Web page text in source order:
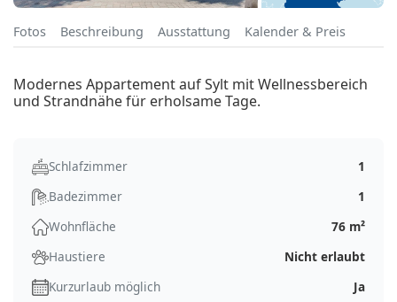
Fotos Beschreibung Ausstattung Kalender & Preis
Modernes Appartement auf Sylt mit Wellnessbereich
und Strandnähe für erholsame Tage.
Schlafzimmer
1
Badezimmer
1
Wohnfläche
76 m²
Haustiere
Nicht erlaubt
Kurzurlaub möglich
Ja